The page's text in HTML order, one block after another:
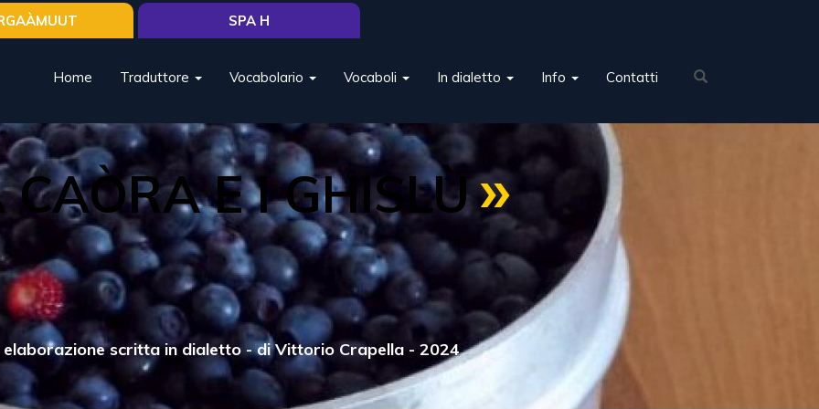
Home Traduttore Vocabolario Vocaboli In dialetto Info Contatti
SPA H
CAÒRA E I GHISLÙ
elaborazione scritta in dialetto - di Vittorio Crapella - 2024